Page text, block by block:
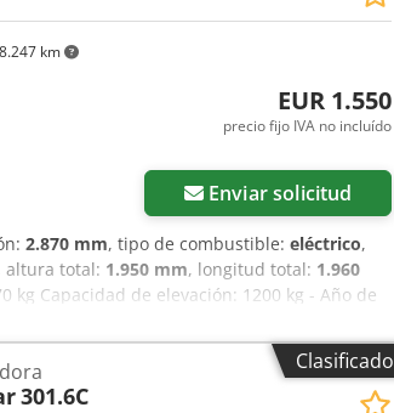
km
EUR 1.550
precio fijo IVA no incluído
Enviar solicitud
2.870 mm, tipo de combustible: eléctrico,
altura total: 1.950 mm, longitud total: 1.960
kg Capacidad de elevación: 1200 kg - Año de
Manual de usuario - Marcado
Apilador de contrapeso - Capacidad de
paso: 1950 mm - Longitud de las horquillas:
- Transmisión: Eléctrica - Información de la
Clasificado
301.6C